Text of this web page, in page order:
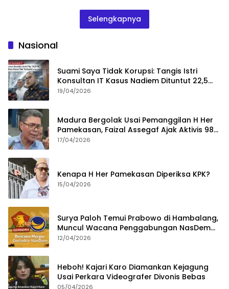
Selengkapnya
Nasional
Suami Saya Tidak Korupsi: Tangis Istri
Konsultan IT Kasus Nadiem Dituntut 22,5
Tahun
19/04/2026
Madura Bergolak Usai Pemanggilan H Her
Pamekasan, Faizal Assegaf Ajak Aktivis 98
Bongkar Permainan KPK
17/04/2026
Kenapa H Her Pamekasan Diperiksa KPK?
15/04/2026
Surya Paloh Temui Prabowo di Hambalang,
Muncul Wacana Penggabungan NasDem
dan Gerindra
12/04/2026
Heboh! Kajari Karo Diamankan Kejagung
Usai Perkara Videografer Divonis Bebas
05/04/2026